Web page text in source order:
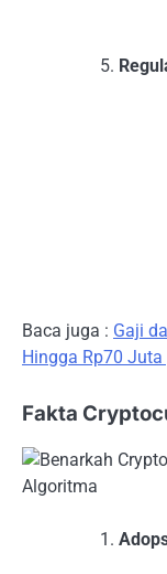
Baca juga : Gaji
Hingga Rp70
Fakta